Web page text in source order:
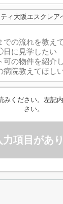
ティ大阪エスクレア
みください。左記
さい。
力項目があ